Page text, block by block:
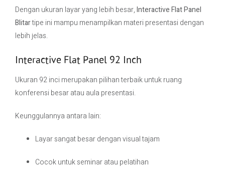
Dengan ukuran layar yang lebih besar,Interactive Flat Panel
Blitartipe ini mampu menampilkan materi presentasi dengan
lebih jelas.
Interactive Flat Panel 92 Inch
Ukuran 92 inci merupakan pilihan terbaik untuk ruang
konferensi besar atau aula presentasi.
Keunggulannya antara lain:
Layar sangat besar dengan visual tajam
Cocok untuk seminar atau pelatihan